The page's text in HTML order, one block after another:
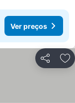
Ver preços
Partilhar